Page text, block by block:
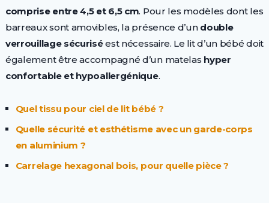
comprise entre 4,5 et 6,5 cm. Pour les modèles dont les
barreaux sont amovibles, la présence d’un double
verrouillage sécuriséest nécessaire. Le lit d’un bébé doit
également être accompagné d’un matelas hyper
confortable et hypoallergénique.
Quel tissu pour ciel de lit bébé ?
Quelle sécurité et esthétisme avec un garde-corps
en aluminium ?
Carrelage hexagonal bois, pour quelle pièce ?